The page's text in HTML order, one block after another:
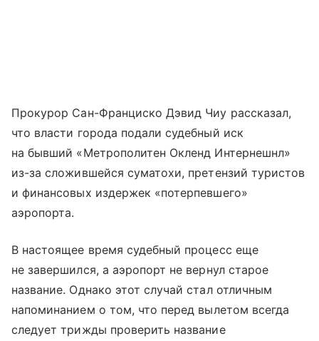
Прокурор Сан-Франциско Дэвид Чиу рассказал,
что власти города подали судебный иск
на бывший «Метрополитен Окленд Интернешнл»
из-за сложившейся суматохи, претензий туристов
и финансовых издержек «потерпевшего»
аэропорта.
В настоящее время судебный процесс еще
не завершился, а аэропорт не вернул старое
название. Однако этот случай стал отличным
напоминанием о том, что перед вылетом всегда
следует трижды проверить название